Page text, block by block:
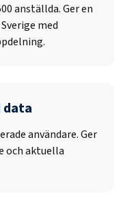
anställda. Ger en
med
data
användare. Ger
och aktuella